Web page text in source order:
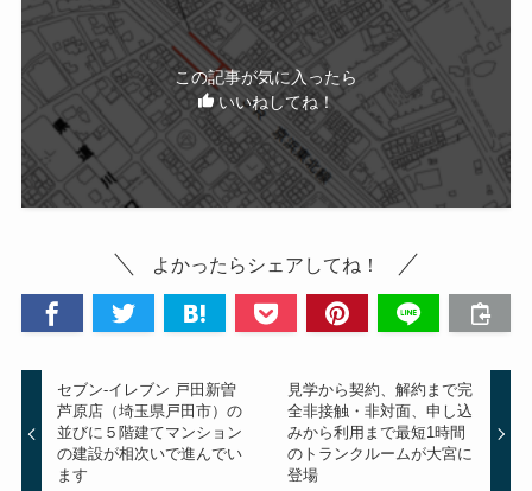
この記事が気に入ったら
いいねしてね！
よかったらシェアしてね！
セブン-イレブン 戸田新曽
芦原店（埼玉県戸田市）の
並びに５階建てマンション
の建設が相次いで進んでい
ます
見学から契約、解約まで完
全非接触・非対面、申し込
みから利用まで最短1時間
のトランクルームが大宮に
登場